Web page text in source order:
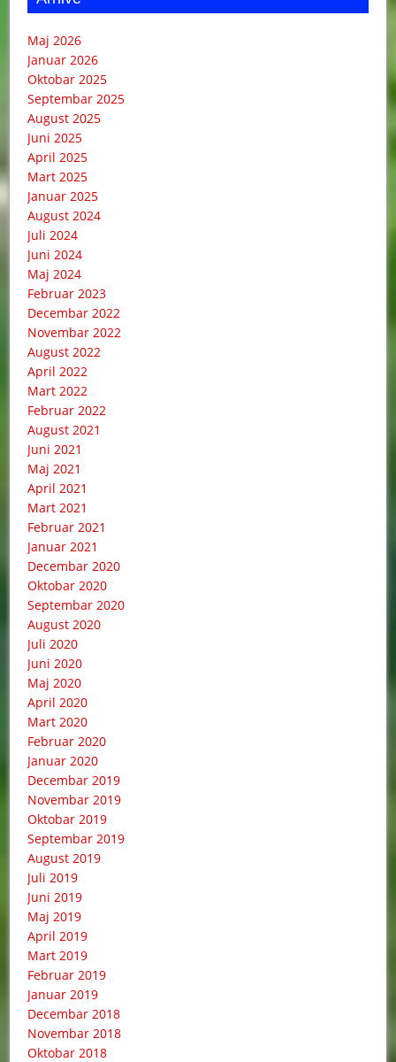
Maj 2026
Januar 2026
Oktobar 2025
Septembar 2025
August 2025
Juni 2025
April 2025
Mart 2025
Januar 2025
August 2024
Juli 2024
Juni 2024
Maj 2024
Februar 2023
Decembar 2022
Novembar 2022
August 2022
April 2022
Mart 2022
Februar 2022
August 2021
Juni 2021
Maj 2021
April 2021
Mart 2021
Februar 2021
Januar 2021
Decembar 2020
Oktobar 2020
Septembar 2020
August 2020
Juli 2020
Juni 2020
Maj 2020
April 2020
Mart 2020
Februar 2020
Januar 2020
Decembar 2019
Novembar 2019
Oktobar 2019
Septembar 2019
August 2019
Juli 2019
Juni 2019
Maj 2019
April 2019
Mart 2019
Februar 2019
Januar 2019
Decembar 2018
Novembar 2018
Oktobar 2018